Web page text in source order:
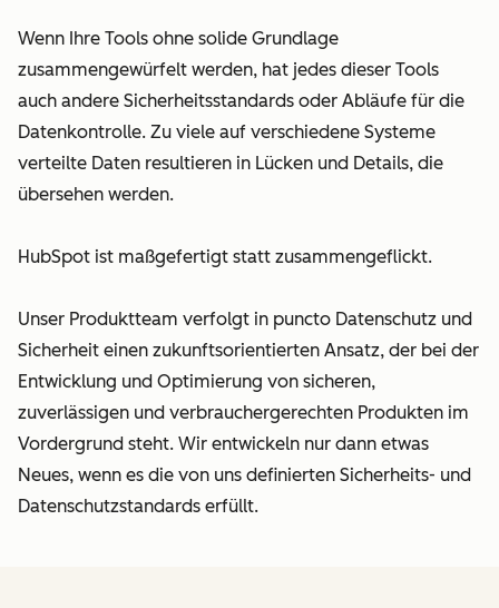
Wenn Ihre Tools ohne solide Grundlage
zusammengewürfelt werden, hat jedes dieser Tools
auch andere Sicherheitsstandards oder Abläufe für die
Datenkontrolle. Zu viele auf verschiedene Systeme
verteilte Daten resultieren in Lücken und Details, die
übersehen werden.
HubSpot ist maßgefertigt statt zusammengeflickt.
Unser Produktteam verfolgt in puncto Datenschutz und
Sicherheit einen zukunftsorientierten Ansatz, der bei der
Entwicklung und Optimierung von sicheren,
zuverlässigen und verbrauchergerechten Produkten im
Vordergrund steht. Wir entwickeln nur dann etwas
Neues, wenn es die von uns definierten Sicherheits- und
Datenschutzstandards erfüllt.